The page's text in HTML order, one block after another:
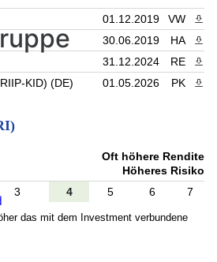
01.12.2019 VW
30.06.2019 HA
31.12.2024 RE
KID) (DE)
01.05.2026 PK
Oft höhere Rendite
Höheres Risiko
3 4 5 6 7
das mit dem Investment verbundene